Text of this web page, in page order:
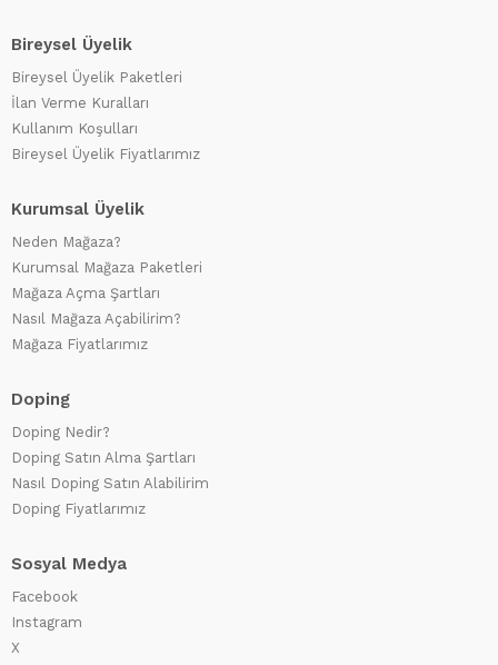
Bireysel Üyelik
Bireysel Üyelik Paketleri
İlan Verme Kuralları
Kullanım Koşulları
Bireysel Üyelik Fiyatlarımız
Kurumsal Üyelik
Neden Mağaza?
Kurumsal Mağaza Paketleri
Mağaza Açma Şartları
Nasıl Mağaza Açabilirim?
Mağaza Fiyatlarımız
Doping
Doping Nedir?
Doping Satın Alma Şartları
Nasıl Doping Satın Alabilirim
Doping Fiyatlarımız
Sosyal Medya
Facebook
Instagram
X